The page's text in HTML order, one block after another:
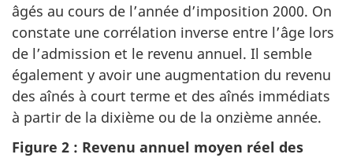
âgés au cours de l’année d’imposition 2000. On
constate une corrélation inverse entre l’âge lors
de l’admission et le revenu annuel. Il semble
également y avoir une augmentation du revenu
des aînés à court terme et des aînés immédiats
à partir de la dixième ou de la onzième année.
Figure 2 : Revenu annuel moyen réel des